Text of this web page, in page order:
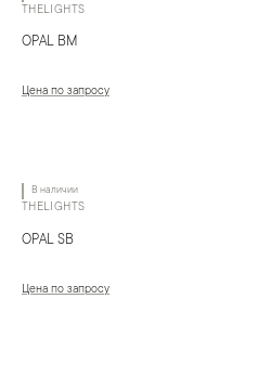
THELIGHTS
OPAL BM
Цена по запросу
В наличии
THELIGHTS
OPAL SB
Цена по запросу